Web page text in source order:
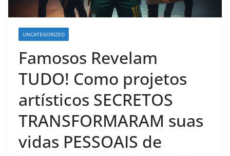
UNCATEGORIZED
Famosos Revelam
TUDO! Como projetos
artísticos SECRETOS
TRANSFORMARAM suas
vidas PESSOAIS de